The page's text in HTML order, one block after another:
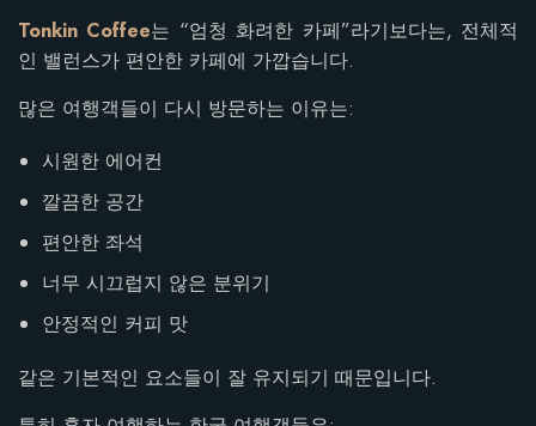
Tonkin Coffee는 “엄청 화려한 카페”라기보다는, 전체적
인 밸런스가 편안한 카페에 가깝습니다.
많은 여행객들이 다시 방문하는 이유는:
시원한 에어컨
깔끔한 공간
편안한 좌석
너무 시끄럽지 않은 분위기
안정적인 커피 맛
같은 기본적인 요소들이 잘 유지되기 때문입니다.